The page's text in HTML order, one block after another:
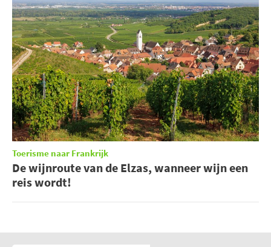
Toerisme naar Frankrijk
De wijnroute van de Elzas, wanneer wijn een
reis wordt!